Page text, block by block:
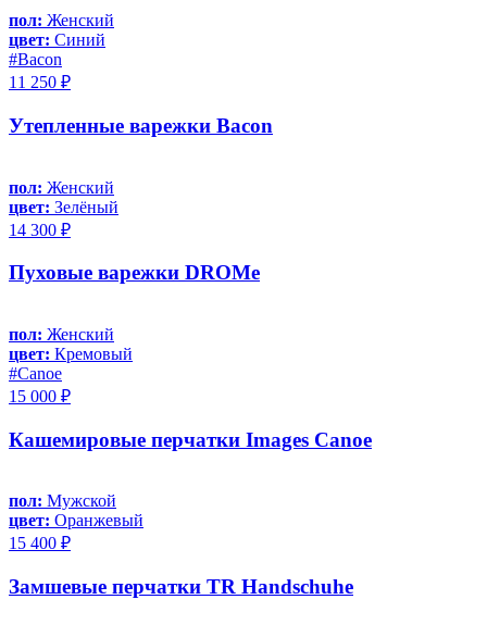
пол: Женский
цвет: Синий
#Bacon
11 250 ₽
Утепленные варежки Bacon
пол: Женский
цвет: Зелёный
14 300 ₽
Пуховые варежки DROMe
пол: Женский
цвет: Кремовый
#Canoe
15 000 ₽
Кашемировые перчатки Images Canoe
пол: Мужской
цвет: Оранжевый
15 400 ₽
Замшевые перчатки TR Handschuhe